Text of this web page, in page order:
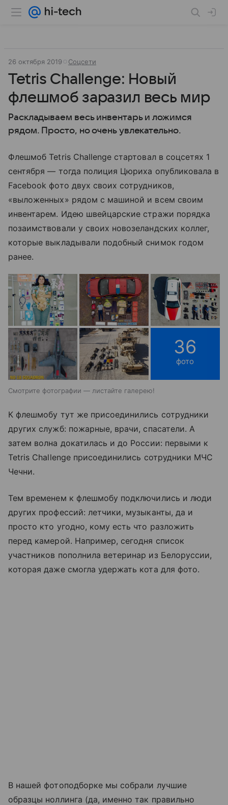
26 октября 2019 Соцсети
Tetris Challenge: Новый
флешмоб заразил весь мир
Раскладываем весь инвентарь и ложимся
рядом. Просто, но очень увлекательно.
Флешмоб Tetris Challenge стартовал в соцсетях 1
сентября — тогда полиция Цюриха опубликовала в
Facebook фото двух своих сотрудников,
«выложенных» рядом с машиной и всем своим
инвентарем. Идею швейцарские стражи порядка
позаимствовали у своих новозеландских коллег,
которые выкладывали подобный снимок годом
ранее.
36
фото
Смотрите фотографии — листайте галерею!
К флешмобу тут же присоединились сотрудники
других служб: пожарные, врачи, спасатели. А
затем волна докатилась и до России: первыми к
Tetris Challenge присоединились сотрудники МЧС
Чечни.
Тем временем к флешмобу подключились и люди
других профессий: летчики, музыканты, да и
просто кто угодно, кому есть что разложить
перед камерой. Например, сегодня список
участников пополнила ветеринар из Белоруссии,
которая даже смогла удержать кота для фото.
В нашей фотоподборке мы собрали лучшие
образцы ноллинга (да, именно так правильно